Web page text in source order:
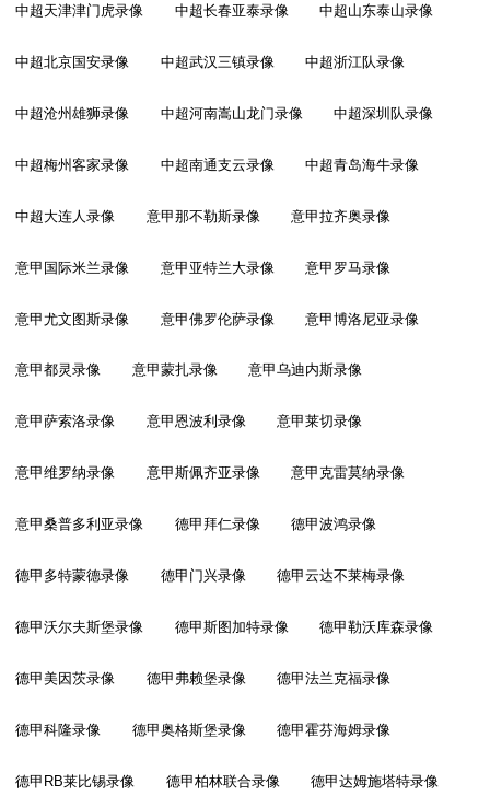
中超天津津门虎录像 中超长春亚泰录像 中超山东泰山录像
中超北京国安录像 中超武汉三镇录像 中超浙江队录像
中超沧州雄狮录像 中超河南嵩山龙门录像 中超深圳队录像
中超梅州客家录像 中超南通支云录像 中超青岛海牛录像
中超大连人录像 意甲那不勒斯录像 意甲拉齐奥录像
意甲国际米兰录像 意甲亚特兰大录像 意甲罗马录像
意甲尤文图斯录像 意甲佛罗伦萨录像 意甲博洛尼亚录像
意甲都灵录像 意甲蒙扎录像 意甲乌迪内斯录像
意甲萨索洛录像 意甲恩波利录像 意甲莱切录像
意甲维罗纳录像 意甲斯佩齐亚录像 意甲克雷莫纳录像
意甲桑普多利亚录像 德甲拜仁录像 德甲波鸿录像
德甲多特蒙德录像 德甲门兴录像 德甲云达不莱梅录像
德甲沃尔夫斯堡录像 德甲斯图加特录像 德甲勒沃库森录像
德甲美因茨录像 德甲弗赖堡录像 德甲法兰克福录像
德甲科隆录像 德甲奥格斯堡录像 德甲霍芬海姆录像
德甲RB莱比锡录像 德甲柏林联合录像 德甲达姆施塔特录像